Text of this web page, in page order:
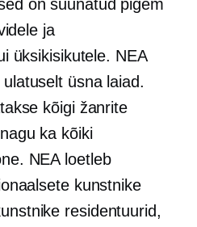
on suunatud pigem
ja
üksikisikutele. NEA
üsna laiad.
kõigi žanrite
ka kõiki
NEA loetleb
kunstnike
residentuurid,